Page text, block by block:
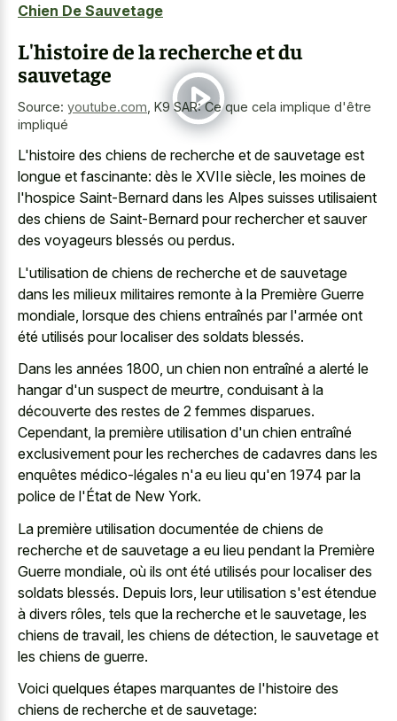
Chien De Sauvetage
L'histoire de la recherche et du
sauvetage
Source: youtube.com K9 SAR: Ce que cela implique d'être
impliqué
L'histoire des chiens de recherche et de sauvetage est
longue et fascinante: dès le XVIIe siècle, les moines de
l'hospice Saint-Bernard dans les Alpes suisses utilisaient
des chiens de Saint-Bernard pour rechercher et sauver
des voyageurs blessés ou perdus.
L'utilisation de chiens de recherche et de sauvetage
dans les milieux militaires remonte à la Première Guerre
mondiale, lorsque des chiens entraînés par l'armée ont
été utilisés pour localiser des soldats blessés.
Dans les années 1800, un chien non entraîné a alerté le
hangar d'un suspect de meurtre, conduisant à la
découverte des restes de 2 femmes disparues.
Cependant, la première utilisation d'un chien entraîné
exclusivement pour les recherches de cadavres dans les
enquêtes médico-légales n'a eu lieu qu'en 1974 par la
police de l'État de New York.
La première utilisation documentée de chiens de
recherche et de sauvetage a eu lieu pendant la Première
Guerre mondiale, où ils ont été utilisés pour localiser des
soldats blessés. Depuis lors, leur utilisation s'est étendue
à divers rôles, tels que la recherche et le sauvetage, les
chiens de travail, les chiens de détection, le sauvetage et
les chiens de guerre.
Voici quelques étapes marquantes de l'histoire des
chiens de recherche et de sauvetage: